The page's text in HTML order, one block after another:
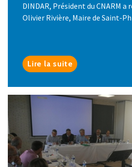
DINDAR, Président du CNARM
Olivier Rivière, Maire de Saint-
Lire la suite